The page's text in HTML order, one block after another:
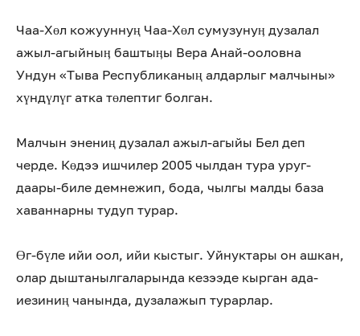
Чаа-Хөл кожууннуң Чаа-Хөл сумузунуӊ дузалал
ажыл-агыйныӊ баштыӊы Вера Анай-ооловна
Ундун «Тыва Республиканың алдарлыг малчыны»
хүндүлүг атка төлептиг болган.
Малчын энениң дузалал ажыл-агыйы Бел деп
черде. Көдээ ишчилер 2005 чылдан тура уруг-
даары-биле демнежип, бода, чылгы малды база
хаваннарны тудуп турар.
Өг-бүле ийи оол, ийи кыстыг. Уйнуктары он ашкан,
олар дыштанылгаларында кезээде кырган ада-
иезиниң чанында, дузалажып турарлар.